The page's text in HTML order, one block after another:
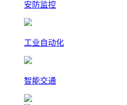
安防监控
工业自动化
智能交通